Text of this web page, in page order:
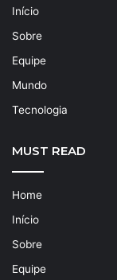
Início
Sobre
Equipe
Mundo
Tecnologia
MUST READ
Home
Início
Sobre
Equipe